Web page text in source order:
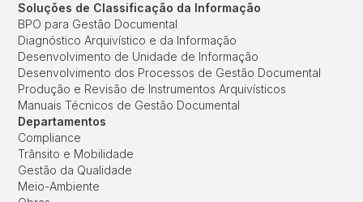
Soluções de Classificação da Informação
BPO para Gestão Documental
Diagnóstico Arquivístico e da Informação
Desenvolvimento de Unidade de Informação
Desenvolvimento dos Processos de Gestão Documental
Produção e Revisão de Instrumentos Arquivísticos
Manuais Técnicos de Gestão Documental
Departamentos
Compliance
Trânsito e Mobilidade
Gestão da Qualidade
Meio-Ambiente